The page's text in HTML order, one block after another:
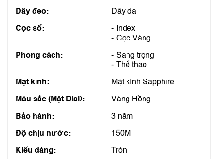
Dây đeo: Dây da
Cọc số:
Index
Cọc Vàng
Phong cách:
Sang trọng
Thể thao
Mặt kính: Mặt kính Sapphire
Màu sắc (Mặt Dial): Vàng Hồng
Bảo hành: 3 năm
Độ chịu nước: 150M
Kiểu dáng: Tròn